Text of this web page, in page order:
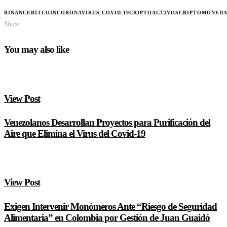
BINANCEBITCOINCORONAVIRUS COVID-19CRIPTOACTIVOS
Share
You may also like
View Post
Venezolanos Desarrollan Proyectos para Purificación del
Aire que Elimina el Virus del Covid-19
View Post
Exigen Intervenir Monómeros Ante “Riesgo de Seguridad
Alimentaria” en Colombia por Gestión de Juan Guaidó